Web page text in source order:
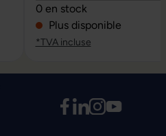
Note moyenne de 0 sur 5
0 en stock
Plus disponible
*TVA incluse